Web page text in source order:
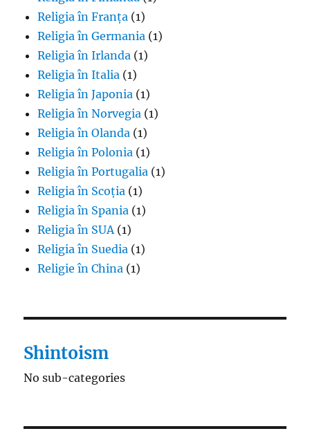
Religia în Franța (1)
Religia în Germania (1)
Religia în Irlanda (1)
Religia în Italia (1)
Religia în Japonia (1)
Religia în Norvegia (1)
Religia în Olanda (1)
Religia în Polonia (1)
Religia în Portugalia (1)
Religia în Scoția (1)
Religia în Spania (1)
Religia în SUA (1)
Religia în Suedia (1)
Religie în China (1)
Shintoism
No sub-categories